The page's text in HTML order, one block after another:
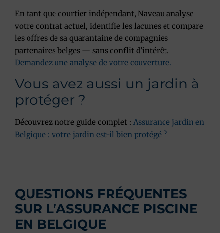
En tant que courtier indépendant, Naveau analyse
votre contrat actuel, identifie les lacunes et compare
les offres de sa quarantaine de compagnies
partenaires belges — sans conflit d’intérêt.
Demandez une analyse de votre couverture.
Vous avez aussi un jardin à
protéger ?
Découvrez notre guide complet : Assurance jardin en
Belgique : votre jardin est-il bien protégé ?
QUESTIONS FRÉQUENTES
SUR L’ASSURANCE PISCINE
EN BELGIQUE